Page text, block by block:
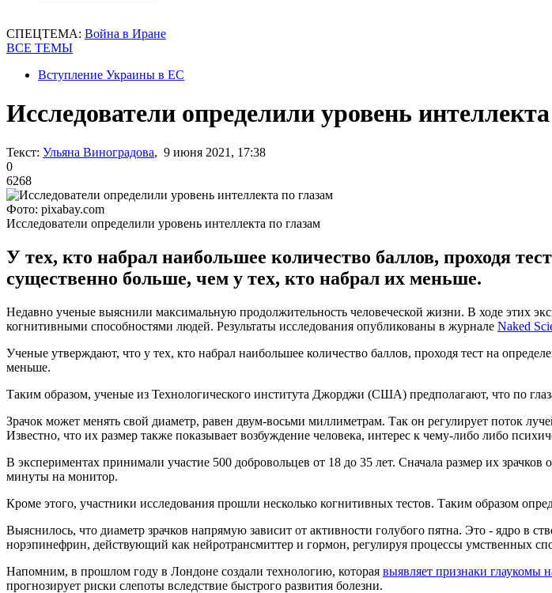
СПЕЦТЕМА: Война в Иране
ВСЕ ТЕМЫ
Вступление Украины в ЕС
Исследователи определили уровень
Текст: Ульяна Виноградова, 9 июня 2021, 17:38
0
6268
Фото: pixabay.com
Исследователи определили уровень интеллекта по глазам
У тех, кто набрал наибольшее количество баллов, проходя
существенно больше, чем у тех, кто набрал их меньше.
Недавно ученые выяснили максимальную продолжительность человеческой жизни. В ходе этих
когнитивными способностями людей. Результаты исследования опубликованы в журнале Naked
Ученые утверждают, что у тех, кто набрал наибольшее количество баллов, проходя тест на
меньше.
Таким образом, ученые из Технологического института Джорджи (США) предполагают, что по
Зрачок может менять свой диаметр, равен двум-восьми миллиметрам. Так он регулирует поток
Известно, что их размер также показывает возбуждение человека, интерес к чему-либо либо
В экспериментах принимали участие 500 добровольцев от 18 до 35 лет. Сначала размер их
минуты на монитор.
Кроме этого, участники исследования прошли несколько когнитивных тестов. Таким образом
Выяснилось, что диаметр зрачков напрямую зависит от активности голубого пятна. Это - ядро в
норэпинефрин, действующий как нейротрансмиттер и гормон, регулируя процессы умственных
Напомним, в прошлом году в Лондоне создали технологию, которая выявляет признаки глаукомы
прогнозирует риски слепоты вследствие быстрого развития болезни.